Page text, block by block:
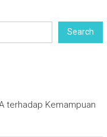
Search
terhadap Kemampuan